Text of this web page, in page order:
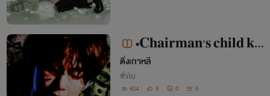
•𝐂𝐡𝐚𝐢𝐫𝐦𝐚𝐧'𝐬 𝐜𝐡𝐢𝐥𝐝 𝐤𝐨
𝐨𝐤𝐯•
ติ่งเกาหลี
ทั่วไป
624 5 0 5